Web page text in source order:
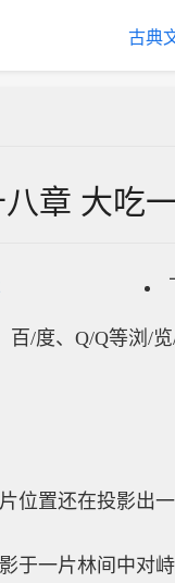
古典
章 大吃
百/度、Q/Q等浏/
位置还在投影出
于一片林间中对